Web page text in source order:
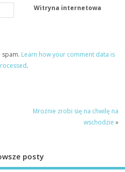
Witryna internetowa
spam. Learn how your comment data is
.
Mroźnie zrobi się na chwilę na
wschodzie »
posty